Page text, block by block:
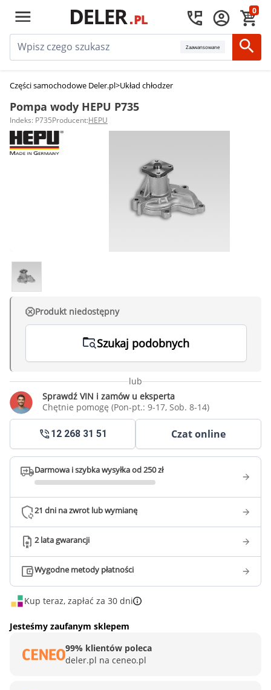
0
Zaawansowane
Części samochodowe Deler.pl>Układ chłodzenia silnika
Pompa wody HEPU P735
Indeks: P735Producent:HEPU
Produkt niedostępny
Szukaj podobnych
lub
Sprawdź VIN i zamów u eksperta
Chętnie pomogę (Pon-pt.: 9-17, Sob. 8-14)
12 268 31 51 Czat online
Darmowa i szybka wysyłka od 250 zł
21 dni na zwrot lub wymianę
2 lata gwarancji
Wygodne metody płatności
Kup teraz, zapłać za 30 dni
Jesteśmy zaufanym sklepem
99% klientów poleca
deler.pl na ceneo.pl